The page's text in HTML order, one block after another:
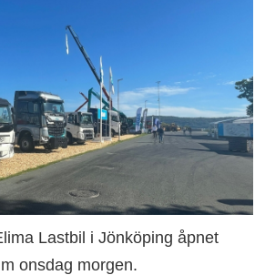
Lastbil i Jönköping åpnet
onsdag morgen.